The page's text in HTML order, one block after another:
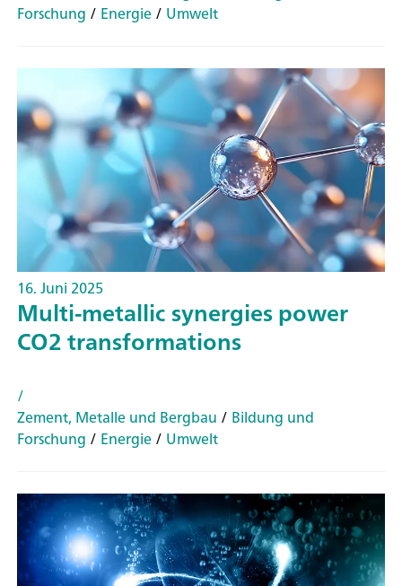
Forschung / Energie/ Umwelt
16. Juni 2025
Multi-metallic synergies power
CO2 transformations
/
Zement, Metalle und Bergbau / Bildung und
Forschung / Energie/ Umwelt